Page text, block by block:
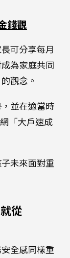
錢觀
可分享每月
為家庭共同
觀念。
並在適當時
「大戶速成
未來面對重
從
全感同樣重